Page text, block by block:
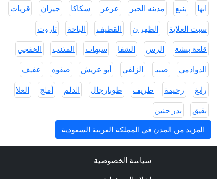
ابها
ينبع مدينه الخبر عرعر سكاكا جيزان
قريات
سبت العلاية
الظهران القطيف الباحة
تاروت
قلعة بيشة
الرس الشفا سيهات المذنب
الخفجي
الدوادمي
صبيا الزلفي أبو عريش صفوه
عفيف
رابغ
رحيمة طريف طوبارجال الدلم أملج
العلا
بقيق
بدر حنين
المزيد من المدن في المملكة العربية السعودية
سياسة الخصوصية